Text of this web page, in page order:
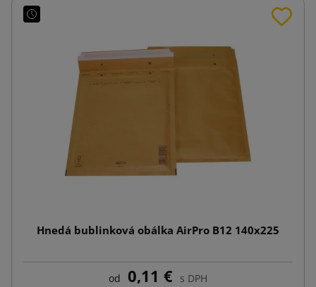
Hnedá bublinková obálka AirPro B12 140x225
od 0,11 € s DPH